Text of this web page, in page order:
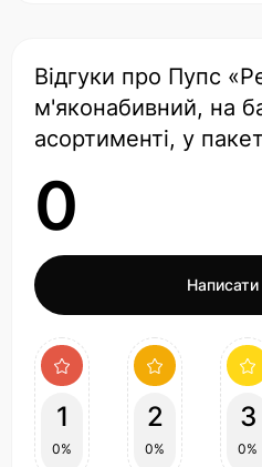
Відгуки про Пупс
м'яконабивний, на
асортименті, у
0
Написати
1
0%
2
0%
3
0%